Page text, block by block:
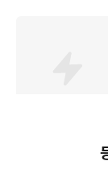
아이폰6s 공기계 상급
상급 | 국내발송 배터리